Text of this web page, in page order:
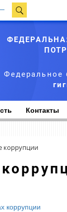
Федеральное
Контакты
коррупции
коррупции